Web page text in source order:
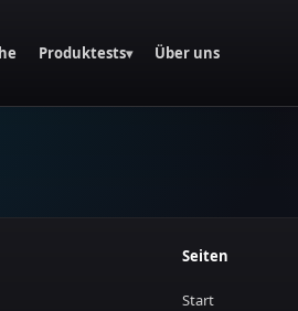
Produktests▾ Über uns
Seiten
Start